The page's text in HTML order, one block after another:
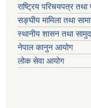
राष्ट्रिय परिचयपत्र
सङ्घीय मामिला तथा
स्थानीय शासन तथा
नेपाल कानुन आयोग
लोक सेवा आयोग